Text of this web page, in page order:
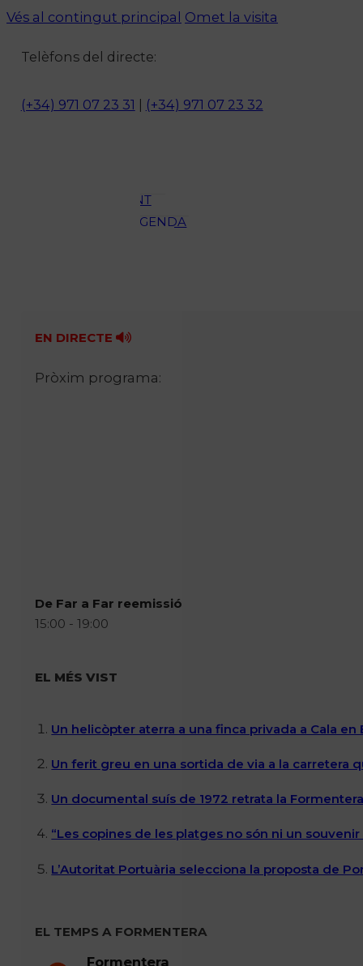
Vés al contingut principal Omet la visita
Telèfons del directe:
(+34) 971 07 23 31 (+34) 971 07 23 32
OCI
AMBIENT
AGENDA
Fes-te'n soci!
EN DIRECTE
Pròxim programa:
De Far a Far reemissió
15:00 - 19:00
EL MÉS VIST
Un helicòpter aterra a una finca privada a Cala
Un ferit greu en una sortida de via a la carretera
Un documental suís de 1972 retrata la
“Les copines de les platges no són ni un
L’Autoritat Portuària selecciona la proposta de
EL TEMPS A FORMENTERA
Formentera